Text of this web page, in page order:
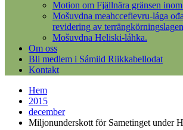
Motion om Fjällnära gränsen
Mošuvdna meahccefievru-lága
revidering av
Mošuvdna Heliski-láhka.
Om oss
Bli medlem i Sámiid Riikkabellodat
Kontakt
Hem
2015
december
Miljonunderskott för Sametinget under